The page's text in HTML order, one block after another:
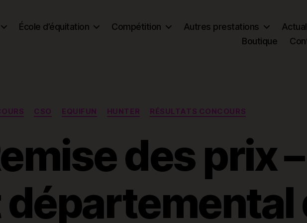
École d’équitation Compétition Autres prestations
Boutique
Catégories
CSO EQUIFUN HUNTER RÉSULTATS CONCOURS
des prix –